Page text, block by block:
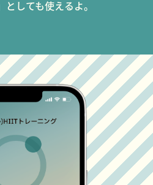
しても使えるよ。